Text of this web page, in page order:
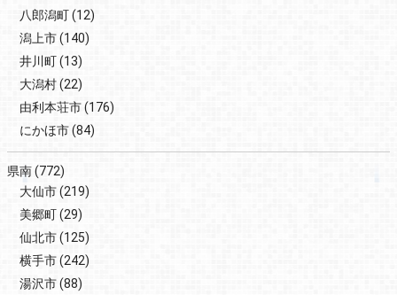
八郎潟町(12)
潟上市(140)
井川町(13)
大潟村(22)
由利本荘市(176)
にかほ市(84)
県南(772)
大仙市(219)
美郷町(29)
仙北市(125)
横手市(242)
湯沢市(88)